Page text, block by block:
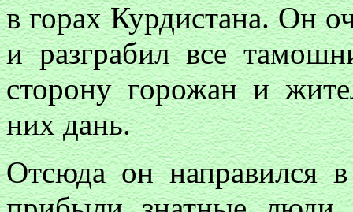
в горах Курдистана. Он
и разграбил все
сторону горожан и
них дань.
Отсюда он направился